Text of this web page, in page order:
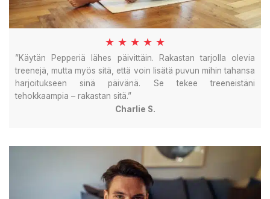
★ ★ ★ ★ ★
”Käytän Pepperiä lähes päivittäin. Rakastan tarjolla olevia
treenejä, mutta myös sitä, että voin lisätä puvun mihin tahansa
harjoitukseen sinä päivänä. Se tekee treeneistäni
tehokkaampia – rakastan sitä.”
Charlie S.